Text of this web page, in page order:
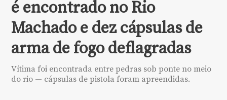
é encontrado no Rio
Machado e dez cápsulas de
arma de fogo deflagradas
Vítima foi encontrada entre pedras sob ponte no meio
do rio — cápsulas de pistola foram apreendidas.